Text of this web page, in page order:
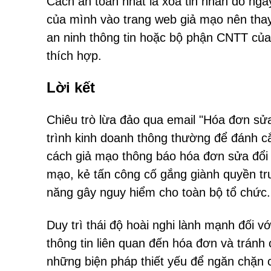
của mình vào trang web giả mạo nên
an ninh thông tin hoặc bộ phận CNTT
thích hợp.
Lời kết
Chiêu trò lừa đảo qua email "Hóa đơn
trình kinh doanh thông thường để đánh
cách giả mạo thông báo hóa đơn sửa
mạo, kẻ tấn công cố gắng giành quyền
năng gây nguy hiểm cho toàn bộ tổ chức.
Duy trì thái độ hoài nghi lành mạnh đối
thông tin liên quan đến hóa đơn và
những biện pháp thiết yếu để ngăn